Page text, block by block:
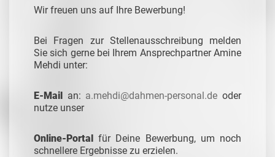
Wir freuen uns auf Ihre Bewerbung!
Bei Fragen zur Stellenausschreibung melden
Sie sich gerne bei Ihrem Ansprechpartner Amine
Mehdi unter:
E-Mail an: a.mehdi@dahmen-personal.de oder
nutze unser
Online-Portal für Deine Bewerbung, um noch
schnellere Ergebnisse zu erzielen.